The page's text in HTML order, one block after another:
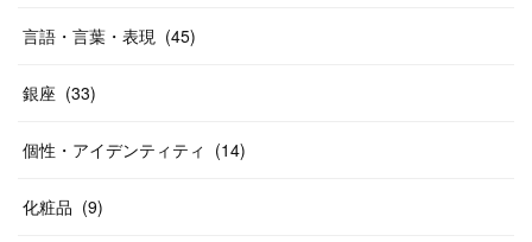
言語・言葉・表現 (45)
銀座 (33)
個性・アイデンティティ (14)
化粧品 (9)